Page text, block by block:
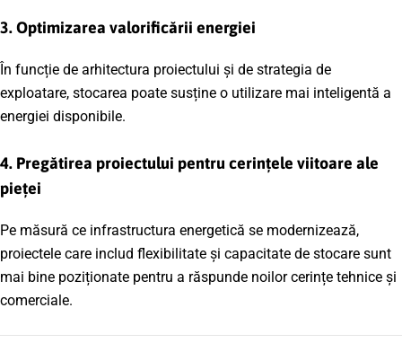
3. Optimizarea valorificării energiei
În funcție de arhitectura proiectului și de strategia de
exploatare, stocarea poate susține o utilizare mai inteligentă a
energiei disponibile.
4. Pregătirea proiectului pentru cerințele viitoare ale
pieței
Pe măsură ce infrastructura energetică se modernizează,
proiectele care includ flexibilitate și capacitate de stocare sunt
mai bine poziționate pentru a răspunde noilor cerințe tehnice și
comerciale.